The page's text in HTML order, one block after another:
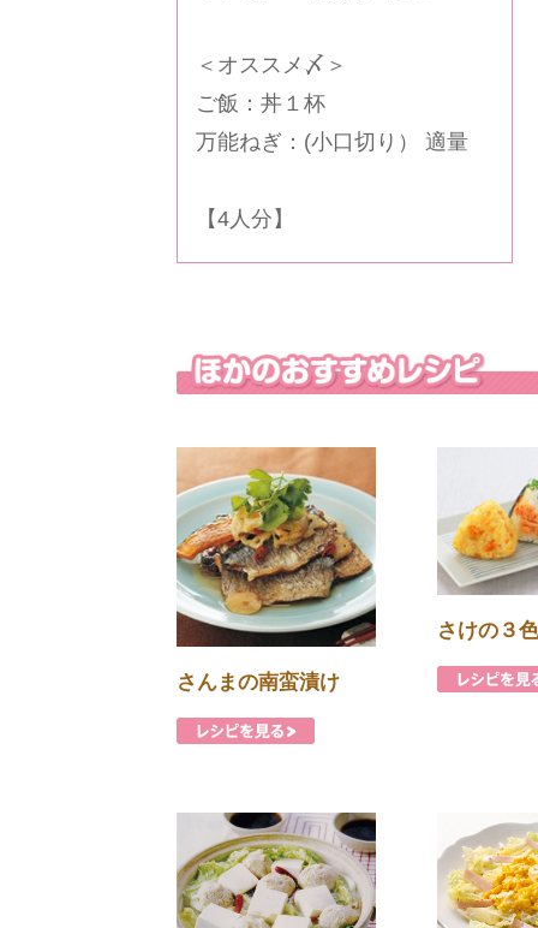
＜オススメ〆＞
ご飯：丼１杯
万能ねぎ：(小口切り） 適量
【4人分】
さんまの南蛮漬け
さけの３